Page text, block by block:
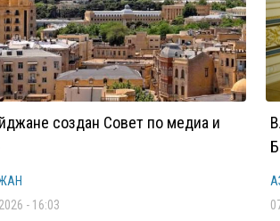
создан Совет по медиа и
- 16:03